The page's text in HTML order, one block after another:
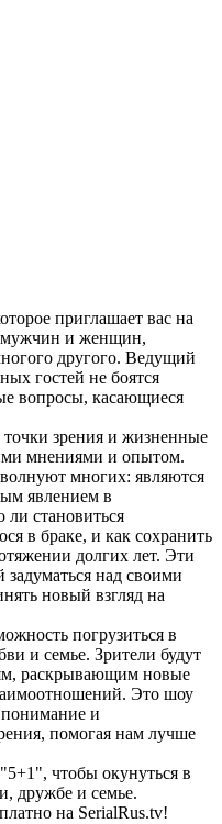
приглашает вас на
мужчин и женщин,
другого. Ведущий
гостей не боятся
вопросы, касающиеся
зрения и жизненные
мнениями и опытом.
многих: являются
явлением в
становиться
в браке, и как сохранить
долгих лет. Эти
над своими
новый взгляд на
погрузиться в
и семье. Зрители будут
раскрывающим новые
Это шоу
понимание и
помогая нам лучше
чтобы окунуться в
дружбе и семье.
на SerialRus.tv!